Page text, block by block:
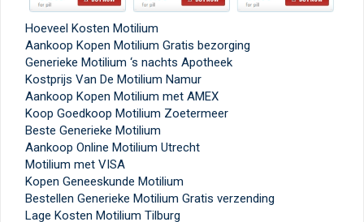
Hoeveel Kosten Motilium
Aankoop Kopen Motilium Gratis bezorging
Generieke Motilium ‘s nachts Apotheek
Kostprijs Van De Motilium Namur
Aankoop Kopen Motilium met AMEX
Koop Goedkoop Motilium Zoetermeer
Beste Generieke Motilium
Aankoop Online Motilium Utrecht
Motilium met VISA
Kopen Geneeskunde Motilium
Bestellen Generieke Motilium Gratis verzending
Lage Kosten Motilium Tilburg